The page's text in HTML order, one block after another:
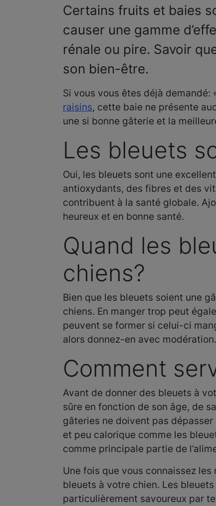
Certains fruits et baies
causer une gamme
rénale ou pire. Savoir
son bien-être.
Si vous vous êtes déjà
raisins, cette baie ne présente
une si bonne gâterie et la
Les bleuets
Oui, les bleuets sont une
antioxydants, des fibres et des
contribuent à la santé globale.
heureux et en bonne santé.
Quand les
chiens?
Bien que les bleuets soient une
chiens. En manger trop peut
peuvent se former si celui-ci
alors donnez-en avec modération.
Comment
Avant de donner des bleuets à
sûre en fonction de son âge, de
gâteries ne doivent pas
et peu calorique comme les
comme principale partie de
Une fois que vous connaissez
bleuets à votre chien. Les
particulièrement savoureux par